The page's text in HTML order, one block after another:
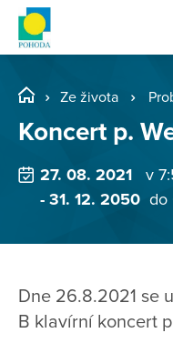
Ze života
Koncert p.
27. 08. 2021
v
- 31. 12. 2050 do
Dne 26.8.2021 se
B klavírní koncert